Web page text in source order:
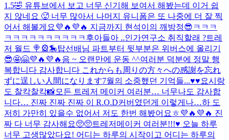
1.5🤣 유튜브에서 보고 너무 신기해 보여서 해봤는데 이거 쉽
지 않네요 🥵 너무 많아서 나머지 유니폼은 또 나중에 더 잘 찍
어서 해볼게요💜🔥💜🔥 지금까지 현석이의 깨방정😎ㅋㅋㅋ
ㅋㅋㅋㅋㅋㅋㅋㅋㅋㅋ후아들아 ..인가연구소 취직할래 ?트레
저 월드 🍭🎡🎠탑선배님 파트부터 뒷부분은 위버스에 올리기
😎🤩🤗💜🔥💜🔥 음 ~ 오랜만에 운동 ^^여러분 덕분에 정말 행
복합니다 감사합니다 これからも周りの方々への感謝を忘れ
ずに逞しい人間になります7월의 소중했던 기억들...♥️♥️요시랑
도 찰칵찰칵📸모든 트레저 메이커 여러분… 너무나도 감사합
니다… 진짜 진짜 진짜 이 R.O.D커버였던게 이렇게나…하 도
저히 가만히 있을수 없어서 저도 한번 해봤어요ㅎ💜🔥💜🔥 진
짜 다 너무 감사해요🥺🥺트레저메이커 여러분!!!♥️ 오늘 하루
너무 고생많았다요! 어디는 하루의 시작이고 어디는 하루의